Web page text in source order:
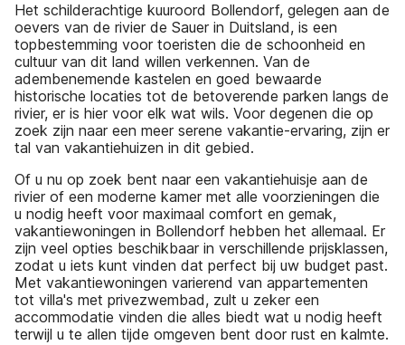
Het schilderachtige kuuroord Bollendorf, gelegen aan de
oevers van de rivier de Sauer in Duitsland, is een
topbestemming voor toeristen die de schoonheid en
cultuur van dit land willen verkennen. Van de
adembenemende kastelen en goed bewaarde
historische locaties tot de betoverende parken langs de
rivier, er is hier voor elk wat wils. Voor degenen die op
zoek zijn naar een meer serene vakantie-ervaring, zijn er
tal van vakantiehuizen in dit gebied.
Of u nu op zoek bent naar een vakantiehuisje aan de
rivier of een moderne kamer met alle voorzieningen die
u nodig heeft voor maximaal comfort en gemak,
vakantiewoningen in Bollendorf hebben het allemaal. Er
zijn veel opties beschikbaar in verschillende prijsklassen,
zodat u iets kunt vinden dat perfect bij uw budget past.
Met vakantiewoningen varierend van appartementen
tot villa's met privezwembad, zult u zeker een
accommodatie vinden die alles biedt wat u nodig heeft
terwijl u te allen tijde omgeven bent door rust en kalmte.